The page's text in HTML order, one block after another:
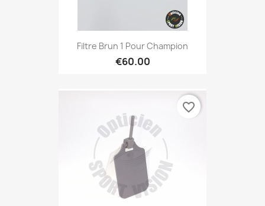
Filtre Brun 1 Pour Champion
€60.00
favorite_border